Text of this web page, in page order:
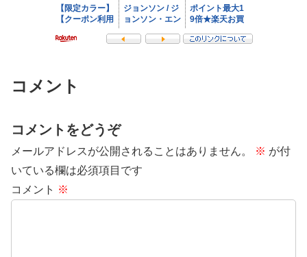
コメント
コメントをどうぞ
メールアドレスが公開されることはありません。 ※ が付
いている欄は必須項目です
コメント ※